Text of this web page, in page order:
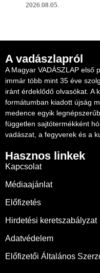
2026.08.05.
A vadászlapról
A Magyar VADÁSZLAP első
immár több mint 35 éve
iránt érdeklődő olvasókat. A
formátumban kiadott újság
medence egyik
független sajtótermékként
vadászat, a fegyverek és a
Hasznos linkek
Kapcsolat
Médiaajánlat
Előfizetés
Hirdetési keretszabályzat
Adatvédelem
Előfizetői Általános